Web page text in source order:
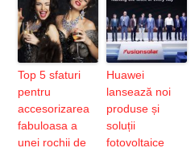
Top 5 sfaturi
pentru
accesorizarea
fabuloasa a
unei rochii de
Huawei
lansează noi
produse și
soluții
fotovoltaice